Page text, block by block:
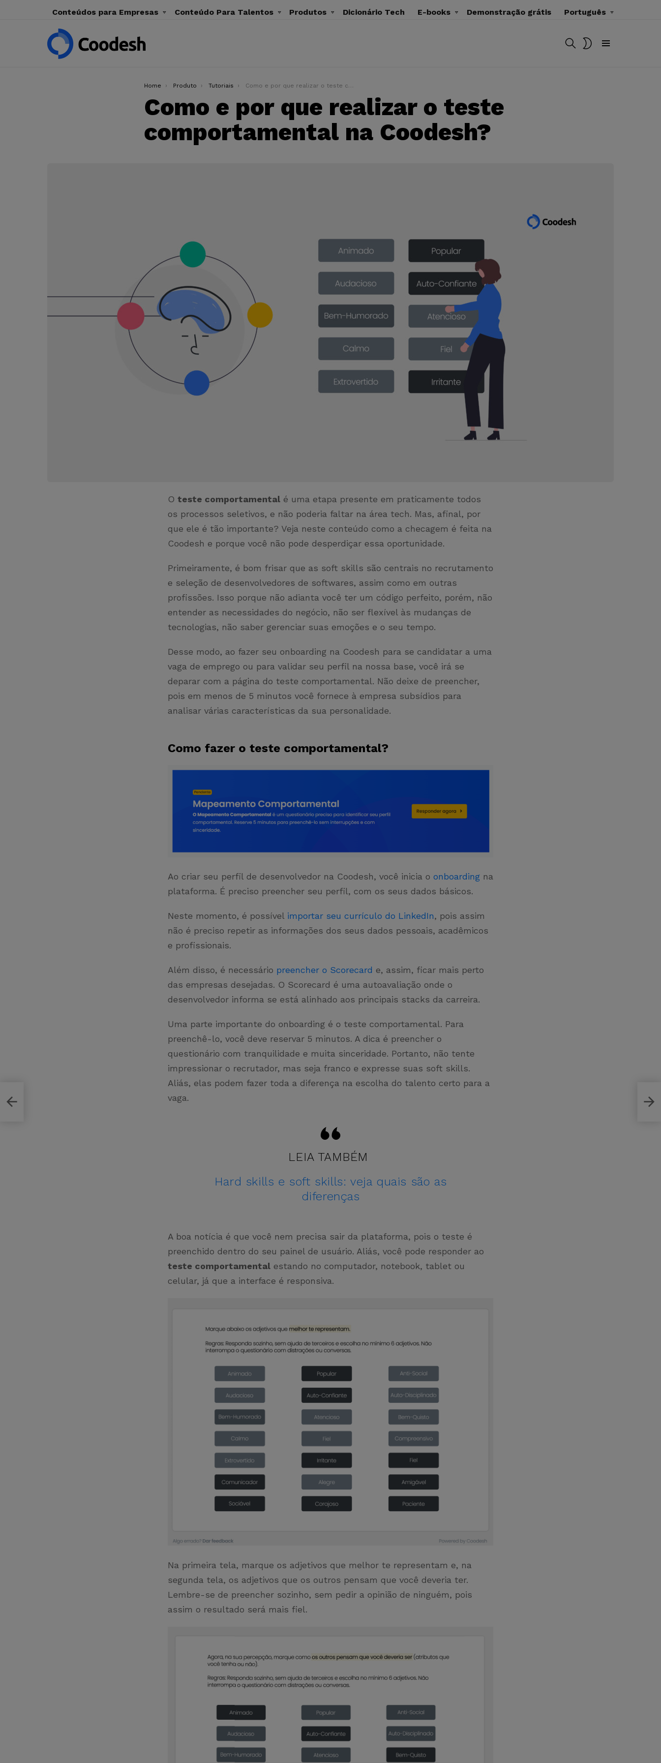
Conteúdos para Empresas Conteúdo Para Talentos Produtos Dicionário Tech E-books Demonstração grátis Português
BUSCAR
You are here:
Home Produto Tutoriais Como e por que realizar o teste comportamental na Coodesh?
Como e por que realizar o teste
comportamental na Coodesh?
O teste comportamental é uma etapa presente em praticamente todos
os processos seletivos, e não poderia faltar na área tech. Mas, afinal, por
que ele é tão importante? Veja neste conteúdo como a checagem é feita na
Coodesh e porque você não pode desperdiçar essa oportunidade.
Primeiramente, é bom frisar que as soft skills são centrais no recrutamento
e seleção de desenvolvedores de softwares, assim como em outras
profissões. Isso porque não adianta você ter um código perfeito, porém, não
entender as necessidades do negócio, não ser flexível às mudanças de
tecnologias, não saber gerenciar suas emoções e o seu tempo.
Desse modo, ao fazer seu onboarding na Coodesh para se candidatar a uma
vaga de emprego ou para validar seu perfil na nossa base, você irá se
deparar com a página do teste comportamental. Não deixe de preencher,
pois em menos de 5 minutos você fornece à empresa subsídios para
analisar várias características da sua personalidade.
Como fazer o teste comportamental?
Ao criar seu perfil de desenvolvedor na Coodesh, você inicia o onboarding na
plataforma. É preciso preencher seu perfil, com os seus dados básicos.
Neste momento, é possível importar seu currículo do LinkedIn, pois assim
não é preciso repetir as informações dos seus dados pessoais, acadêmicos
e profissionais.
Além disso, é necessário preencher o Scorecard e, assim, ficar mais perto
das empresas desejadas. O Scorecard é uma autoavaliação onde o
desenvolvedor informa se está alinhado aos principais stacks da carreira.
Uma parte importante do onboarding é o teste comportamental. Para
preenchê-lo, você deve reservar 5 minutos. A dica é preencher o
questionário com tranquilidade e muita sinceridade. Portanto, não tente
impressionar o recrutador, mas seja franco e expresse suas soft skills.
Aliás, elas podem fazer toda a diferença na escolha do talento certo para a
vaga.
LEIA TAMBÉM
Hard skills e soft skills: veja quais são as
diferenças
A boa notícia é que você nem precisa sair da plataforma, pois o teste é
preenchido dentro do seu painel de usuário. Aliás, você pode responder ao
teste comportamental estando no computador, notebook, tablet ou
celular, já que a interface é responsiva.
Na primeira tela, marque os adjetivos que melhor te representam e, na
segunda tela, os adjetivos que os outros pensam que você deveria ter.
Lembre-se de preencher sozinho, sem pedir a opinião de ninguém, pois
assim o resultado será mais fiel.